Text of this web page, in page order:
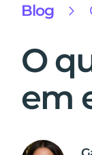
Blog
O
em